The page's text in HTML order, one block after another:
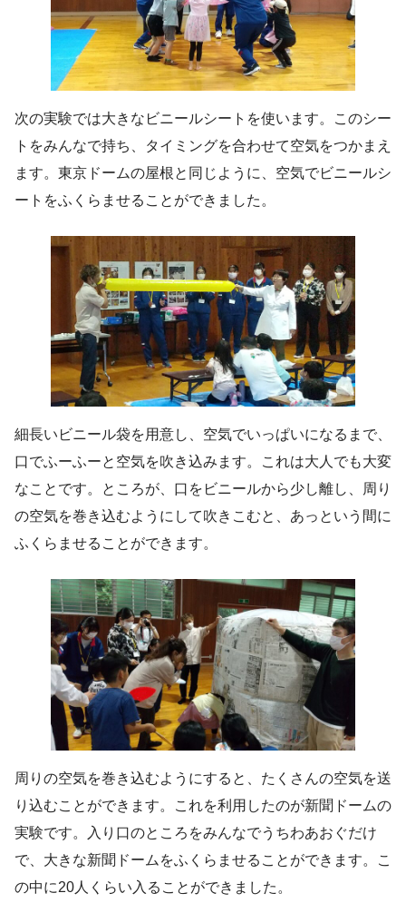
次の実験では大きなビニールシートを使います。このシー
トをみんなで持ち、タイミングを合わせて空気をつかまえ
ます。東京ドームの屋根と同じように、空気でビニールシ
ートをふくらませることができました。
細長いビニール袋を用意し、空気でいっぱいになるまで、
口でふーふーと空気を吹き込みます。これは大人でも大変
なことです。ところが、口をビニールから少し離し、周り
の空気を巻き込むようにして吹きこむと、あっという間に
ふくらませることができます。
周りの空気を巻き込むようにすると、たくさんの空気を送
り込むことができます。これを利用したのが新聞ドームの
実験です。入り口のところをみんなでうちわあおぐだけ
で、大きな新聞ドームをふくらませることができます。こ
の中に20人くらい入ることができました。